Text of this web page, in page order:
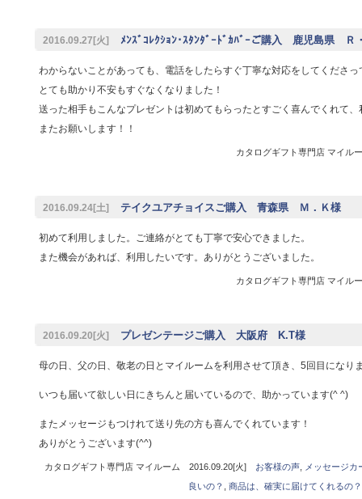
2016.09.27[火] ﾒﾝｽﾞｺﾚｸｼｮﾝ･ｽﾀﾝﾀﾞｰﾄﾞｶﾊﾞｰご購入 鹿児島県 Ｒ
わからないことがあっても、電話をしたらすぐ丁寧な対応をしてくださっ
とても助かり不安もすぐなくなりました！
送った相手もこんなプレゼントは初めてもらったとすごく喜んでくれて
またお願いします！！
カタログギフト専門店 マイ
2016.09.24[土] テイクユアチョイスご購入 青森県 Ｍ．Ｋ様
初めて利用しました。ご連絡がとても丁寧で安心できました。
また機会があれば、利用したいです。ありがとうございました。
カタログギフト専門店 マイ
2016.09.20[火] プレゼンテージご購入 大阪府 K.T様
母の日、父の日、敬老の日とマイルームを利用させて頂き、5回目になり
いつも届いて欲しい日にきちんと届いているので、助かっています(^ ^)
またメッセージもつけれて送り先の方も喜んでくれています！
ありがとうございます(^^)
カタログギフト専門店 マイルーム 2016.09.20[火] お客様の声,
メッセージ
良いの？
商品は、確実に届けてくれるの？